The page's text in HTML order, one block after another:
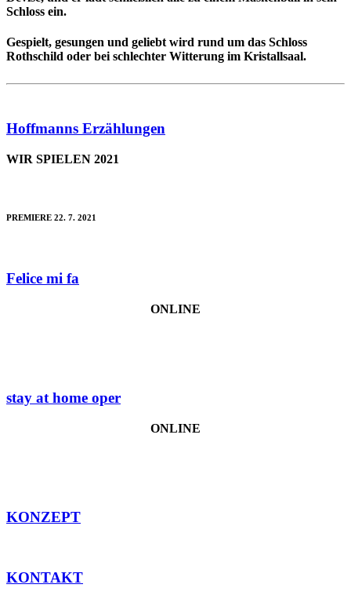
Schloss ein.
Gespielt, gesungen und geliebt wird rund um das Schloss
Rothschild oder bei schlechter Witterung im Kristallsaal.
Hoffmanns Erzählungen
WIR SPIELEN 2021
PREMIERE 22. 7. 2021
Felice mi fa
ONLINE
stay at home oper
ONLINE
KONZEPT
KONTAKT